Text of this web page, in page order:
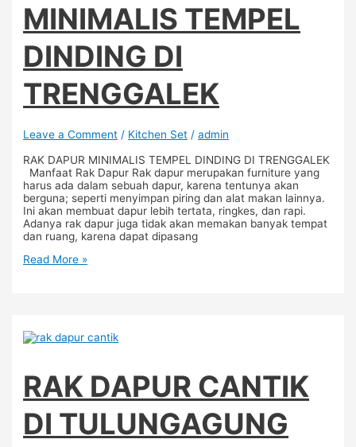
MINIMALIS TEMPEL
DINDING DI
TRENGGALEK
Leave a Comment / Kitchen Set /admin
RAK DAPUR MINIMALIS TEMPEL DINDING DI TRENGGALEK
Manfaat Rak Dapur Rak dapur merupakan furniture yang
harus ada dalam sebuah dapur, karena tentunya akan
berguna; seperti menyimpan piring dan alat makan lainnya.
Ini akan membuat dapur lebih tertata, ringkes, dan rapi.
Adanya rak dapur juga tidak akan memakan banyak tempat
dan ruang, karena dapat dipasang
Read More »
RAK DAPUR CANTIK
DI TULUNGAGUNG